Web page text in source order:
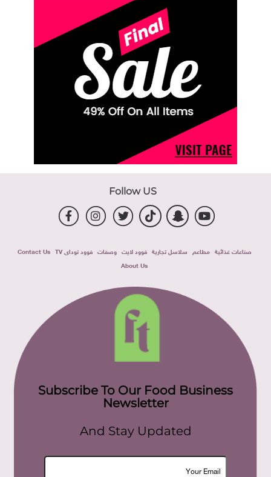
Follow US
صناعات غذائية مطاعم سلاسل تجارية فوود لايت وصفات فوود توداى TV
Contact Us
About Us
Subscribe To Our Food Business
Newsletter
And Stay Updated